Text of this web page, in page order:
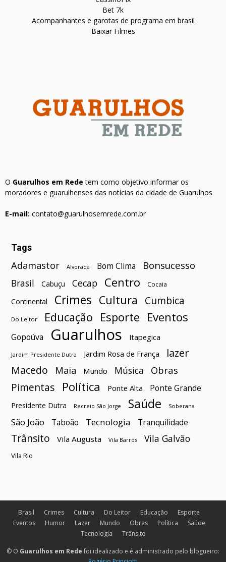
Bet 7k
Acompanhantes e garotas de programa em brasil
Baixar Filmes
O Guarulhos em Rede tem como objetivo informar os
moradores e guarulhenses das notícias da cidade de Guarulhos
E-mail: contato@guarulhosemrede.com.br
Tags
Adamastor Alvorada Bom Clima Bonsucesso
Brasil Cabuçu Cecap Centro Cocaia
Continental Crimes Cultura Cumbica
Do Leitor Educação Esporte Eventos
Gopoúva Guarulhos Itapegica
Jardim Presidente Dutra Jardim Rosa de França
lazer
Macedo
Maia Mundo Música Obras
Pimentas Política Ponte Alta Ponte Grande
Presidente Dutra Recreio São Jorge Saúde Soberana
São João Taboão Tecnologia Tranquilidade
Trânsito Vila Augusta Vila Barros Vila Galvão
Vila Rio
Brasil Crimes Cultura Do Leitor Educação
Esporte
Eventos
Humor Lazer Mundo Obras Política
Saúde
Tecnologia
Trânsito
© O Guarulhos em Rede foi idealizado e é administrado pelo blogueiro: